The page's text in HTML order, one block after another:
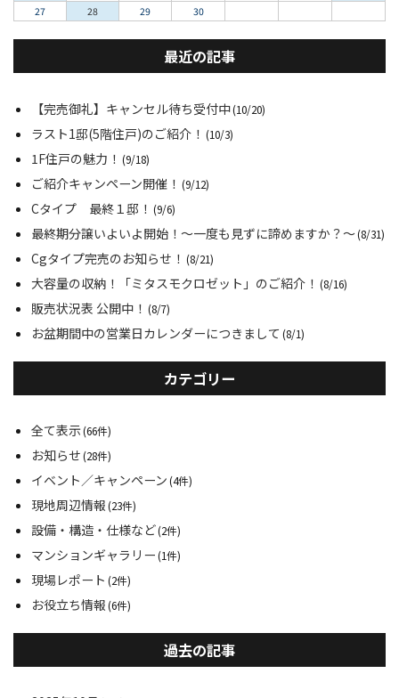
27
28 29 30
最近の記事
【完売御礼】キャンセル待ち受付中(10/20)
ラスト1邸(5階住戸)のご紹介！ (10/3)
1F住戸の魅力！ (9/18)
ご紹介キャンペーン開催！ (9/12)
Cタイプ 最終１邸！ (9/6)
最終期分譲いよいよ開始！～一度も見ずに諦めますか？～(8/31)
Cgタイプ完売のお知らせ！ (8/21)
大容量の収納！「ミタスモクロゼット」のご紹介！ (8/16)
販売状況表 公開中！ (8/7)
お盆期間中の営業日カレンダーにつきまして (8/1)
カテゴリー
全て表示(66件)
お知らせ(28件)
イベント／キャンペーン(4件)
現地周辺情報(23件)
設備・構造・仕様など(2件)
マンションギャラリー(1件)
現場レポート (2件)
お役立ち情報(6件)
過去の記事